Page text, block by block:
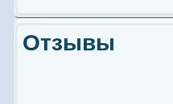
Отзывы